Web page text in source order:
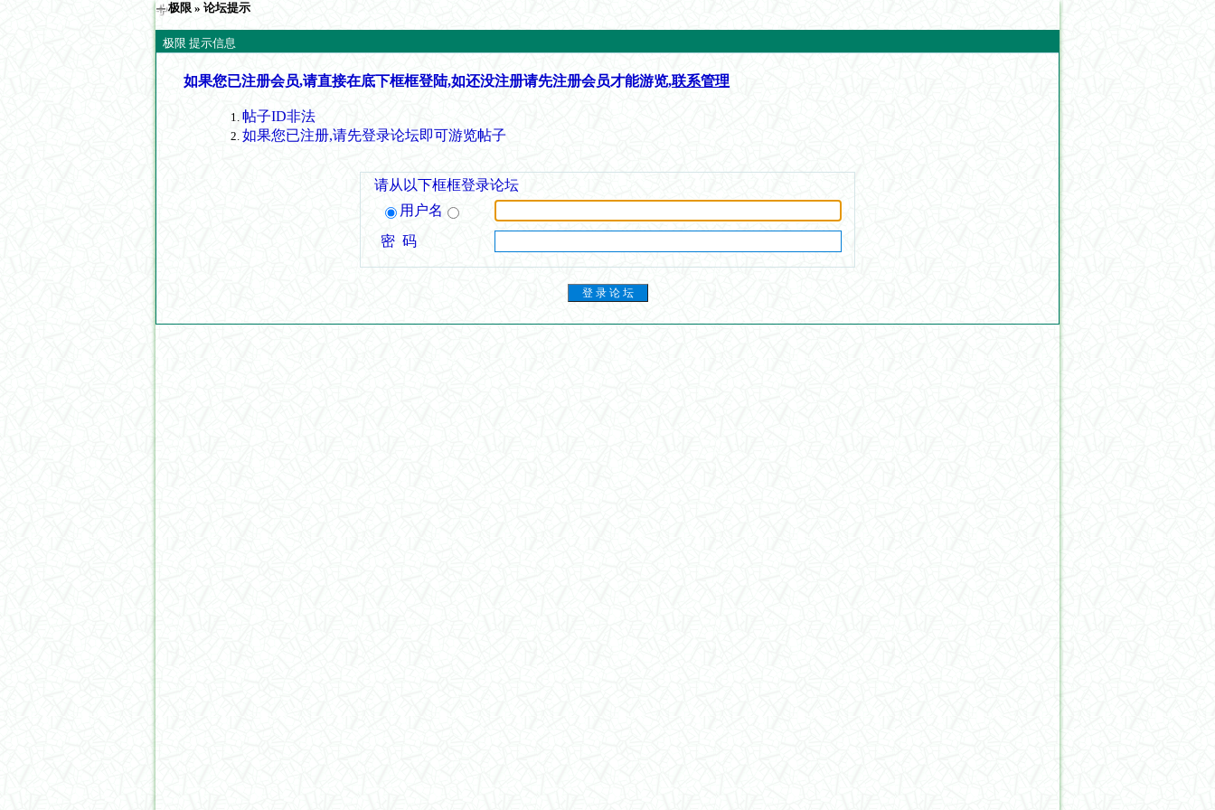
极限 » 论坛提示
极限 提示信息
如果您已注册会员,请直接在底下框框登陆,如还没注册请先注册会员才能游览,联系管理
帖子ID非法
如果您已注册,请先登录论坛即可游览帖子
请从以下框框登录论坛
用户名
密 码